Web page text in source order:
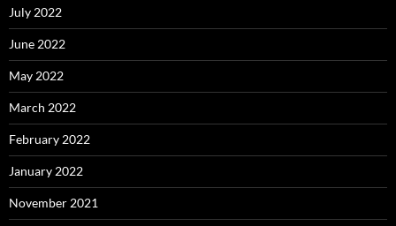
July 2022
June 2022
May 2022
March 2022
February 2022
January 2022
November 2021